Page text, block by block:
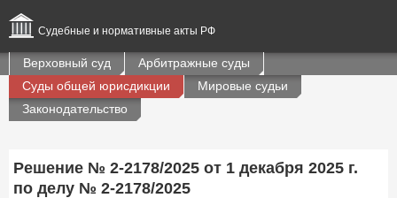
Судебные и нормативные акты РФ
Верховный суд
Арбитражные суды
Суды общей юрисдикции
Мировые судьи
Законодательство
Решение № 2-2178/2025 от 1 декабря 2025 г.
по делу № 2-2178/2025